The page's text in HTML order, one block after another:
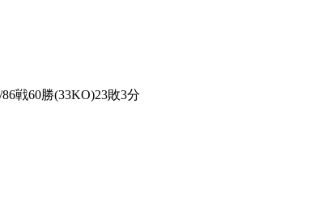
ント
戦60勝(33KO)23敗3分